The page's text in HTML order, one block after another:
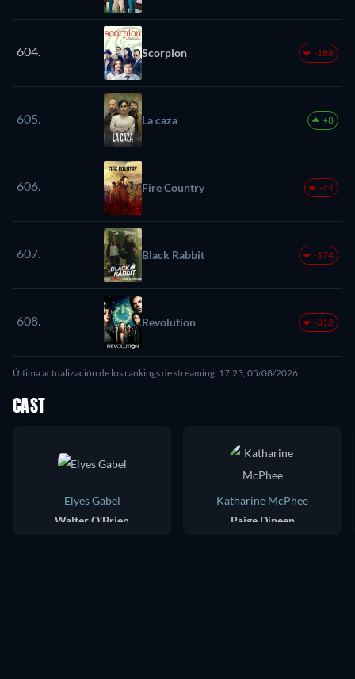
604. Scorpion -188
605. La caza +8
606. Fire Country -44
607. Black Rabbit -174
608. Revolution -312
Última actualización de los rankings de streaming: 17:23, 05/08/2026
CAST
Elyes Gabel
Walter O'Brien
Katharine McPhee
Paige Dineen